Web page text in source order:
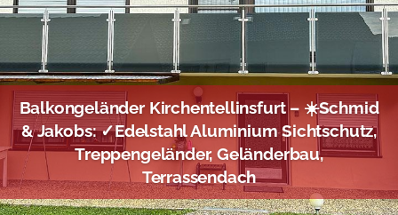
Balkongeländer Kirchentellinsfurt – ☀️Schmid
& Jakobs: ✓Edelstahl Aluminium Sichtschutz,
Treppengeländer, Geländerbau,
Terrassendach